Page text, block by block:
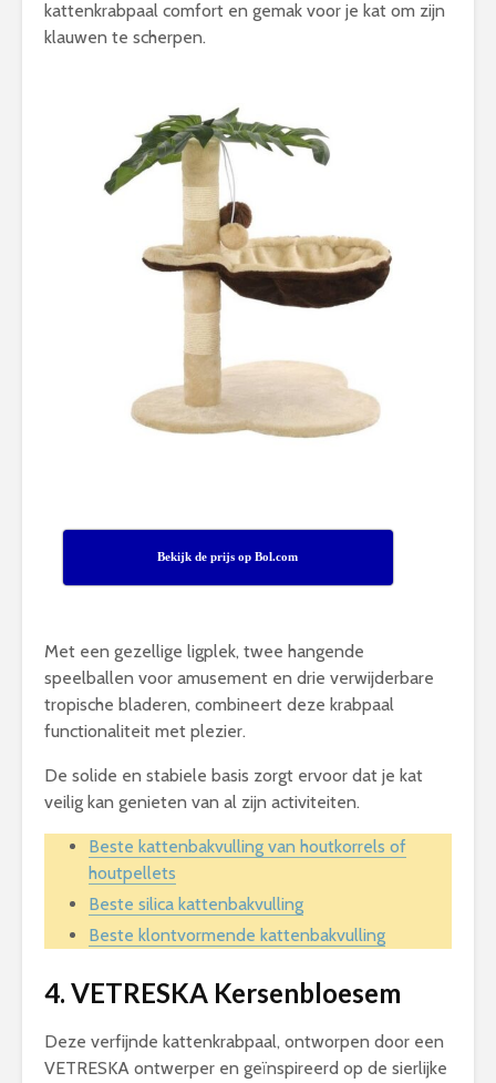
kattenkrabpaal comfort en gemak voor je kat om zijn
klauwen te scherpen.
Bekijk de prijs op Bol.com
Met een gezellige ligplek, twee hangende
speelballen voor amusement en drie verwijderbare
tropische bladeren, combineert deze krabpaal
functionaliteit met plezier.
De solide en stabiele basis zorgt ervoor dat je kat
veilig kan genieten van al zijn activiteiten.
Beste kattenbakvulling van houtkorrels of
houtpellets
Beste silica kattenbakvulling
Beste klontvormende kattenbakvulling
4. VETRESKA Kersenbloesem
Deze verfijnde kattenkrabpaal, ontworpen door een
VETRESKA ontwerper en geïnspireerd op de sierlijke